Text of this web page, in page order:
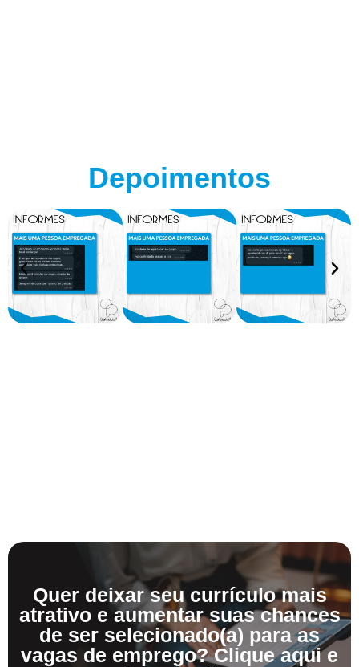
Depoimentos
Quer deixar seu currículo mais
atrativo e aumentar suas chances
de ser selecionado(a) para as
vagas de emprego? Clique aqui e